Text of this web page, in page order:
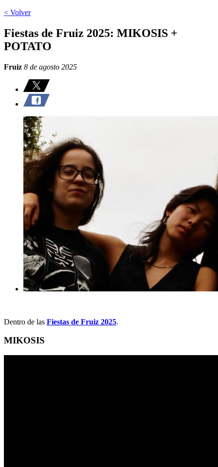
< Volver
Fiestas de Fruiz 2025: MIKOSIS +
POTATO
Fruiz 8 de agosto 2025
Dentro de las Fiestas de Fruiz 2025.
MIKOSIS